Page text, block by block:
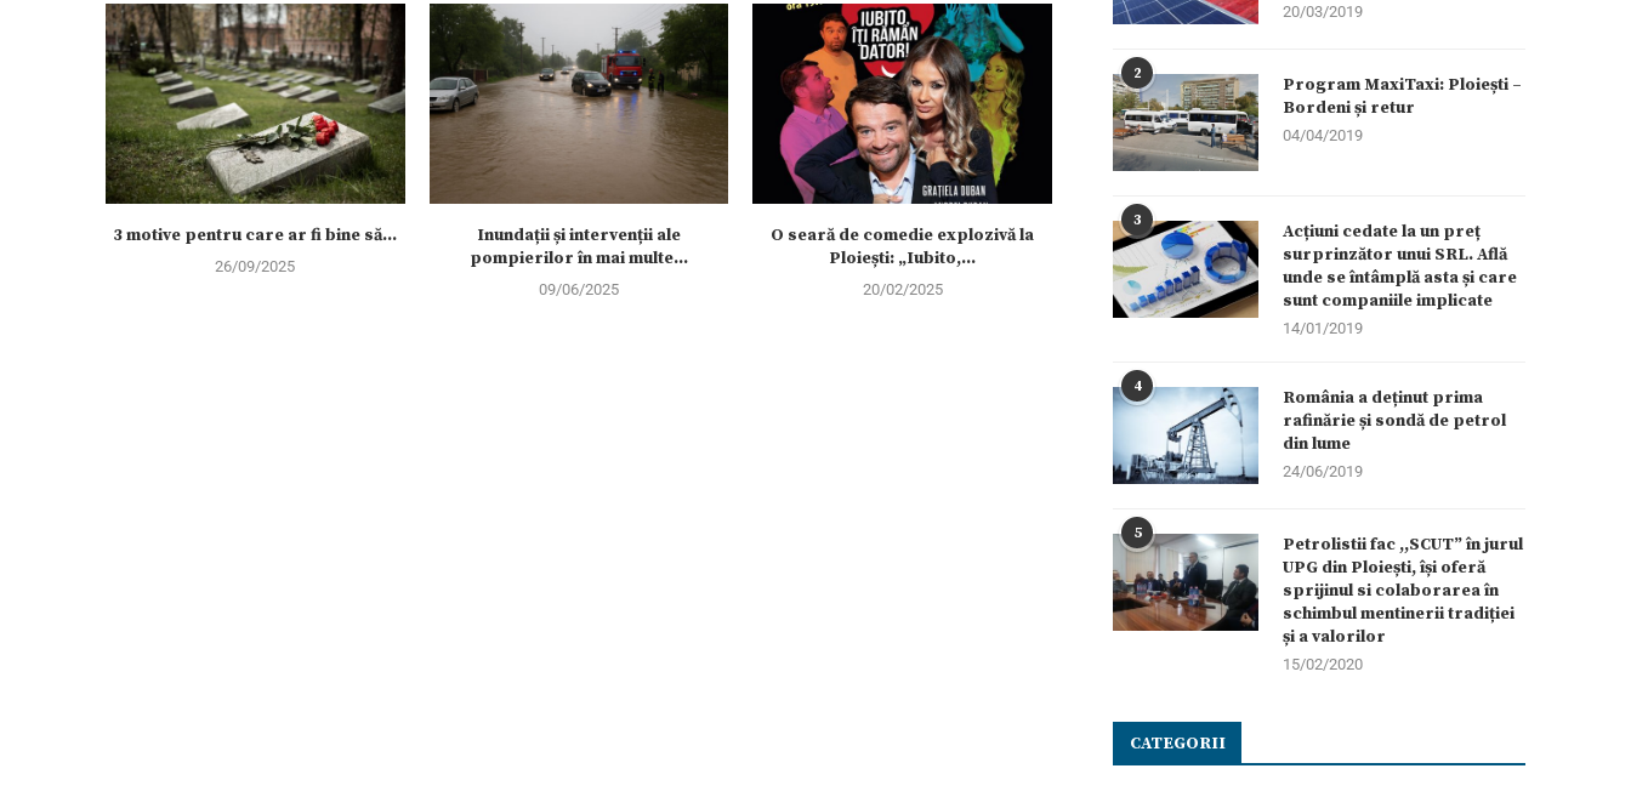
3 motive pentru care ar fi bine să...
26/09/2025
Inundații și intervenții ale
pompierilor în mai multe...
09/06/2025
O seară de comedie explozivă la
Ploiești: „Iubito,...
20/02/2025
20/03/2019
2
Program MaxiTaxi: Ploiești –
Bordeni și retur
04/04/2019
3
Acțiuni cedate la un preț
surprinzător unui SRL. Află
unde se întâmplă asta și care
sunt companiile implicate
14/01/2019
4
România a deținut prima
rafinărie și sondă de petrol
din lume
24/06/2019
5
Petrolistii fac ,,SCUT” în jurul
UPG din Ploiești, își oferă
sprijinul si colaborarea în
schimbul mentinerii tradiției
și a valorilor
15/02/2020
CATEGORII